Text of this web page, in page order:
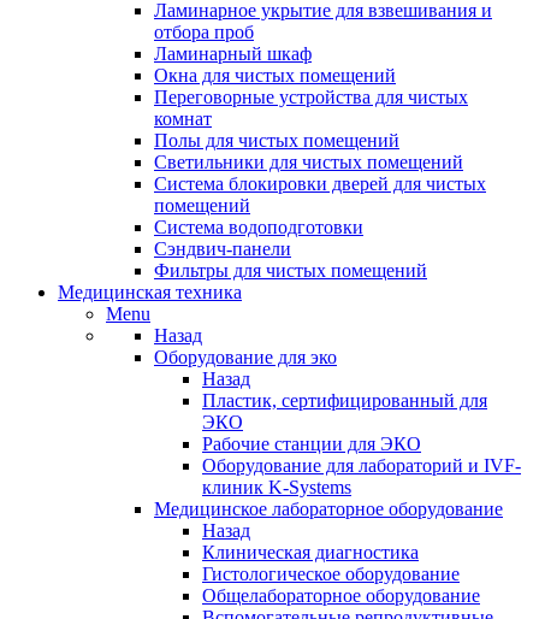
Ламинарное укрытие для взвешивания и
отбора проб
Ламинарный шкаф
Окна для чистых помещений
Переговорные устройства для чистых
комнат
Полы для чистых помещений
Светильники для чистых помещений
Система блокировки дверей для чистых
помещений
Система водоподготовки
Сэндвич-панели
Фильтры для чистых помещений
Медицинская техника
Menu
Назад
Оборудование для эко
Назад
Пластик, сертифицированный для
ЭКО
Рабочие станции для ЭКО
Оборудование для лабораторий и IVF-
клиник K-Systems
Медицинское лабораторное оборудование
Назад
Клиническая диагностика
Гистологическое оборудование
Общелабораторное оборудование